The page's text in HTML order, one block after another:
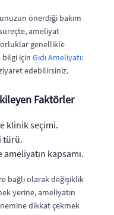
önerdiği bakım
ameliyat
genellikle
bilgi için Gıdı Ameliyatı:
ziyaret edebilirsiniz.
Faktörler
klinik seçimi.
türü.
ameliyatın kapsamı.
bağlı olarak değişiklik
yerine, ameliyatın
dikkat çekmek